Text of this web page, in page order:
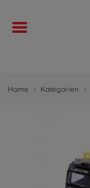
Home Kategorien